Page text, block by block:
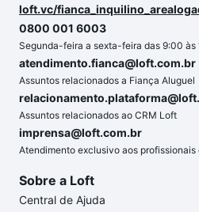
loft.vc/
0800 001 6003
Segunda-feira a sexta-feira das 9:00 às
atendimento.fianca@loft.com.br
Assuntos relacionados a Fiança Aluguel
Assuntos relacionados ao CRM Loft
imprensa@loft.com.br
Atendimento exclusivo aos profissionais
Sobre a Loft
Central de Ajuda